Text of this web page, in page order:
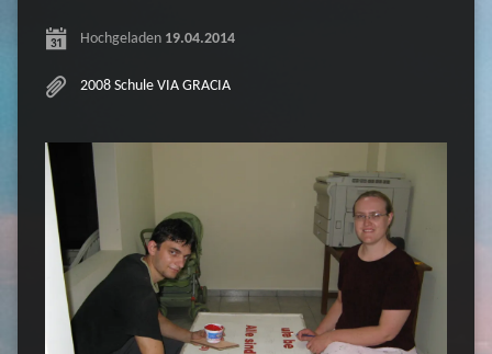
Hochgeladen 19.04.2014
2008 Schule VIA GRACIA